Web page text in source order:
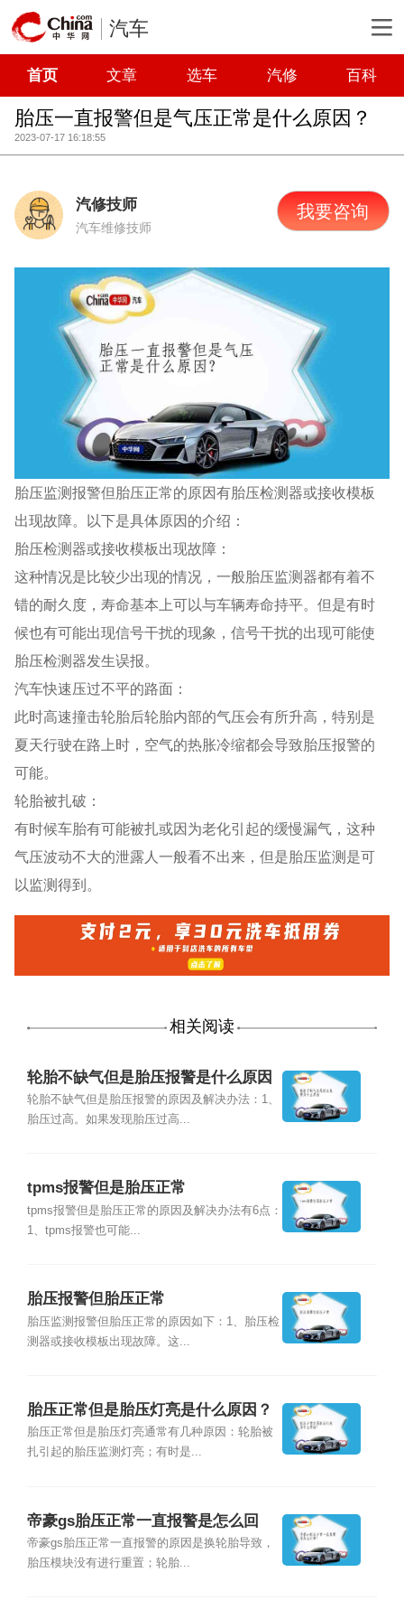
汽车
首页 文章 选车 汽修 百科
胎压一直报警但是气压正常是什么原因？
2023-07-17 16:18:55
汽修技师
汽车维修技师
我要咨询
胎压监测报警但胎压正常的原因有胎压检测器或接收模板
出现故障。以下是具体原因的介绍：
胎压检测器或接收模板出现故障：
这种情况是比较少出现的情况，一般胎压监测器都有着不
错的耐久度，寿命基本上可以与车辆寿命持平。但是有时
候也有可能出现信号干扰的现象，信号干扰的出现可能使
胎压检测器发生误报。
汽车快速压过不平的路面：
此时高速撞击轮胎后轮胎内部的气压会有所升高，特别是
夏天行驶在路上时，空气的热胀冷缩都会导致胎压报警的
可能。
轮胎被扎破：
有时候车胎有可能被扎或因为老化引起的缓慢漏气，这种
气压波动不大的泄露人一般看不出来，但是胎压监测是可
以监测得到。
相关阅读
轮胎不缺气但是胎压报警是什么原因
轮胎不缺气但是胎压报警的原因及解决办法：1、
胎压过高。如果发现胎压过高...
tpms报警但是胎压正常
tpms报警但是胎压正常的原因及解决办法有6点：
1、tpms报警也可能...
胎压报警但胎压正常
胎压监测报警但胎压正常的原因如下：1、胎压检
测器或接收模板出现故障。这...
胎压正常但是胎压灯亮是什么原因？
胎压正常但是胎压灯亮通常有几种原因：轮胎被
扎引起的胎压监测灯亮；有时是...
帝豪gs胎压正常一直报警是怎么回
事？
帝豪gs胎压正常一直报警的原因是换轮胎导致，
胎压模块没有进行重置；轮胎...